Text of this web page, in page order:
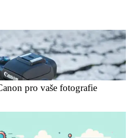
pro vaše fotografie